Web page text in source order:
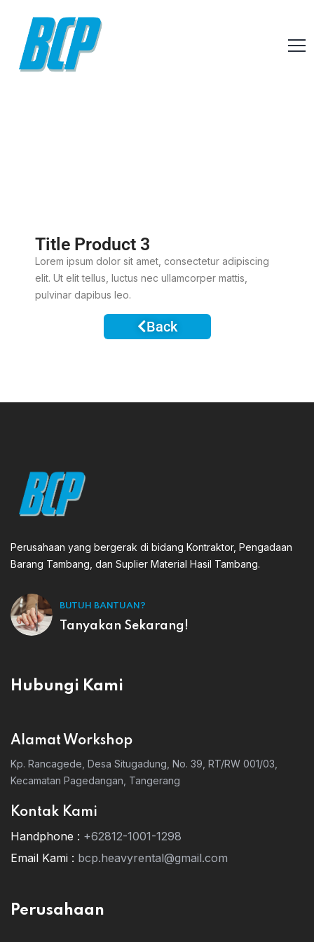
Title Product 3
Lorem ipsum dolor sit amet, consectetur adipiscing
elit. Ut elit tellus, luctus nec ullamcorper mattis,
pulvinar dapibus leo.
Back
Perusahaan yang bergerak di bidang Kontraktor, Pengadaan
Barang Tambang, dan Suplier Material Hasil Tambang.
BUTUH BANTUAN?
Tanyakan Sekarang!
Hubungi Kami
Alamat Workshop
Kp. Rancagede, Desa Situgadung, No. 39, RT/RW 001/03,
Kecamatan Pagedangan, Tangerang
Kontak Kami
Handphone : +62812-1001-1298
Email Kami : bcp.heavyrental@gmail.com
Perusahaan